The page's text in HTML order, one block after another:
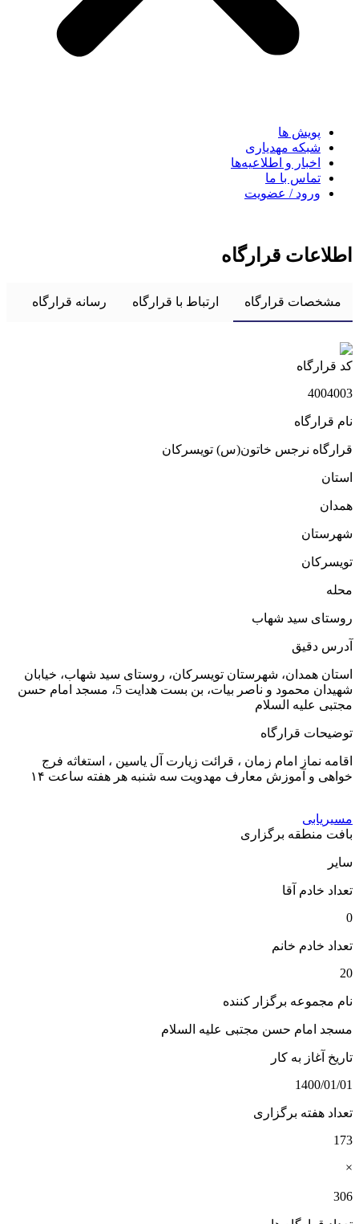
پویش ها
شبکه مهدیاری
اخبار و اطلاعیه‌ها
تماس با ما
ورود / عضویت
اطلاعات قرارگاه
مشخصات قرارگاه ارتباط با قرارگاه رسانه قرارگاه
کد قرارگاه
4004003
نام قرارگاه
قرارگاه نرجس خاتون(س) تویسرکان
استان
همدان
شهرستان
تويسركان
محله
روستای سید شهاب
آدرس دقیق
استان همدان، شهرستان تویسرکان، روستای سید شهاب، خیابان
شهیدان محمود و ناصر بیات، بن بست هدایت 5، مسجد امام حسن
مجتبی علیه السلام
توضیحات قرارگاه
اقامه نماز امام زمان ، قرائت زیارت آل یاسین ، استغاثه فرج
خواهی و آموزش معارف مهدویت سه شنبه هر هفته ساعت ۱۴
مسیریابی
بافت منطقه برگزاری
سایر
تعداد خادم آقا
0
تعداد خادم خانم
20
نام مجموعه برگزار کننده
مسجد امام حسن مجتبی علیه السلام
تاریخ آغاز به کار
1400/01/01
تعداد هفته برگزاری
173
×
306